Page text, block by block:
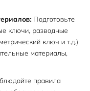
Подготовьте
ключи, разводные
ключ и т.д.)
материалы,
правила